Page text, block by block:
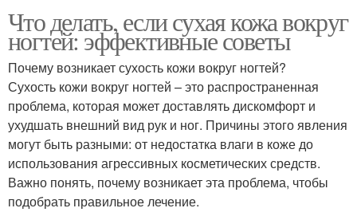
Что делать, если сухая кожа вокруг
ногтей: эффективные советы
Почему возникает сухость кожи вокруг ногтей?
Сухость кожи вокруг ногтей – это распространенная
проблема, которая может доставлять дискомфорт и
ухудшать внешний вид рук и ног. Причины этого явления
могут быть разными: от недостатка влаги в коже до
использования агрессивных косметических средств.
Важно понять, почему возникает эта проблема, чтобы
подобрать правильное лечение.